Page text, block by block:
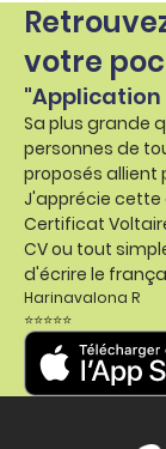
votre
Sa plus grande
personnes de
proposés allient
J'apprécie cette
Certificat
CV ou tout
d'écrire le
Harinavalona R
⭐⭐⭐⭐⭐